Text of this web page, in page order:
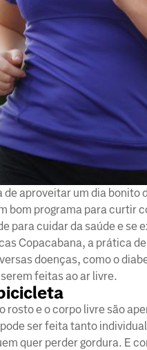
de aproveitar um dia bonito
bom programa para curtir
para cuidar da saúde e se
Copacabana, a prática
doenças, como o
feitas ao ar livre.
rosto e o corpo livre são
ser feita tanto
quer perder gordura. E